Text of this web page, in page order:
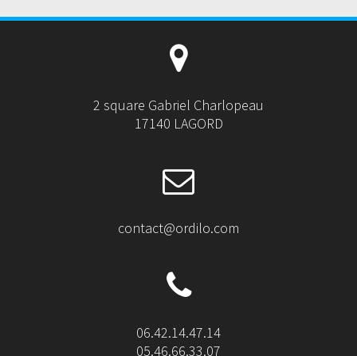
2 square Gabriel Charlopeau
17140 LAGORD
contact@ordilo.com
06.42.14.47.14
05.46.66.33.07